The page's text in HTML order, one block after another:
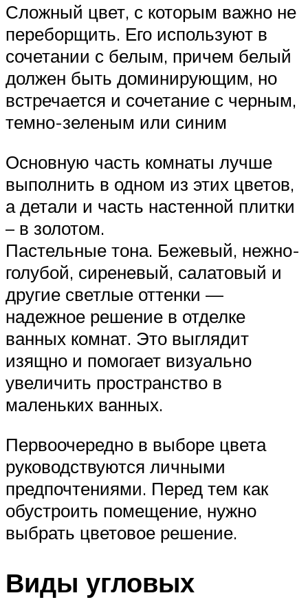
Сложный цвет, с которым важно не
переборщить. Его используют в
сочетании с белым, причем белый
должен быть доминирующим, но
встречается и сочетание с черным,
темно-зеленым или синим
Основную часть комнаты лучше
выполнить в одном из этих цветов,
а детали и часть настенной плитки
– в золотом.
Пастельные тона. Бежевый, нежно-
голубой, сиреневый, салатовый и
другие светлые оттенки —
надежное решение в отделке
ванных комнат. Это выглядит
изящно и помогает визуально
увеличить пространство в
маленьких ванных.
Первоочередно в выборе цвета
руководствуются личными
предпочтениями. Перед тем как
обустроить помещение, нужно
выбрать цветовое решение.
Виды угловых